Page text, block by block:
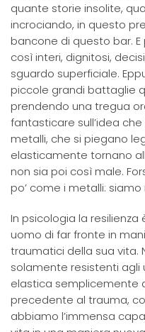
quante storie insolite,
incrociando, in questo
bancone di questo bar.
così interi, dignitosi,
sguardo superficiale.
piccole grandi battaglie
prendendo una tregua
fantasticare sull’idea
metalli, che si piegano
elasticamente tornano
non sia poi così male.
po’ come i metalli: siamo
In psicologia la
uomo di far fronte in
traumatici della sua vita.
solamente resistenti agli
elastica semplicemente
precedente al trauma,
abbiamo l’immensa